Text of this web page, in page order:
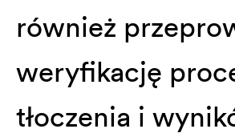
również
weryfikację
tłoczenia i